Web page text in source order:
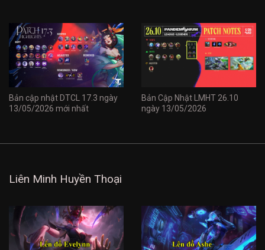
Bản cập nhật DTCL 17.3 ngày
13/05/2026 mới nhất
Bản Cập Nhật LMHT 26.10
ngày 13/05/2026
Liên Minh Huyền Thoại